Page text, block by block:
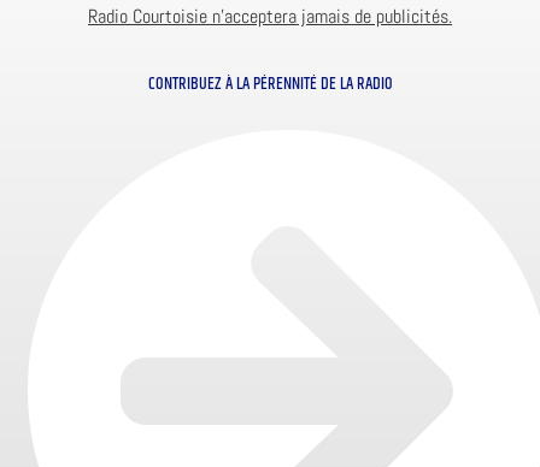
Radio Courtoisie n’acceptera jamais de publicités.
CONTRIBUEZ À LA PÉRENNITÉ DE LA RADIO